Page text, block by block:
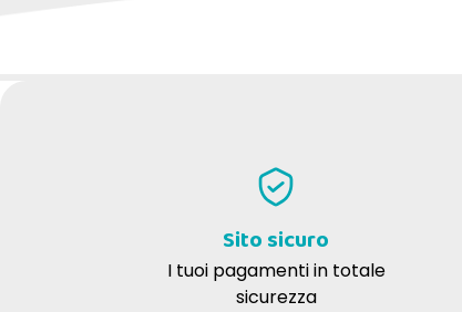
problema agli occhi del mio cane è
Sito sicuro
I tuoi pagamenti in totale
sicurezza